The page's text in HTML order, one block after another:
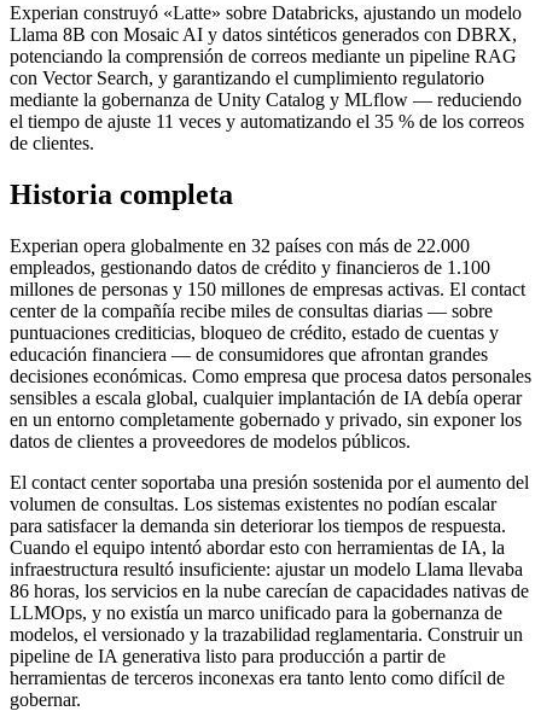
Experian construyó «Latte» sobre Databricks, ajustando un modelo
Llama 8B con Mosaic AI y datos sintéticos generados con DBRX,
potenciando la comprensión de correos mediante un pipeline RAG
con Vector Search, y garantizando el cumplimiento regulatorio
mediante la gobernanza de Unity Catalog y MLflow — reduciendo
el tiempo de ajuste 11 veces y automatizando el 35 % de los correos
de clientes.
Historia completa
Experian opera globalmente en 32 países con más de 22.000
empleados, gestionando datos de crédito y financieros de 1.100
millones de personas y 150 millones de empresas activas. El contact
center de la compañía recibe miles de consultas diarias — sobre
puntuaciones crediticias, bloqueo de crédito, estado de cuentas y
educación financiera — de consumidores que afrontan grandes
decisiones económicas. Como empresa que procesa datos personales
sensibles a escala global, cualquier implantación de IA debía operar
en un entorno completamente gobernado y privado, sin exponer los
datos de clientes a proveedores de modelos públicos.
El contact center soportaba una presión sostenida por el aumento del
volumen de consultas. Los sistemas existentes no podían escalar
para satisfacer la demanda sin deteriorar los tiempos de respuesta.
Cuando el equipo intentó abordar esto con herramientas de IA, la
infraestructura resultó insuficiente: ajustar un modelo Llama llevaba
86 horas, los servicios en la nube carecían de capacidades nativas de
LLMOps, y no existía un marco unificado para la gobernanza de
modelos, el versionado y la trazabilidad reglamentaria. Construir un
pipeline de IA generativa listo para producción a partir de
herramientas de terceros inconexas era tanto lento como difícil de
gobernar.